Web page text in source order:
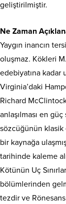
geliştirilmiştir.
Ne Zaman
Yaygın inancın
oluşmaz. Kökleri
edebiyatına kadar
Virginia’daki
Richard
anlaşılması en
sözcüğünün
bir kaynağa
tarihinde kaleme
Kötünün Uç
bölümlerinden
tezdir ve